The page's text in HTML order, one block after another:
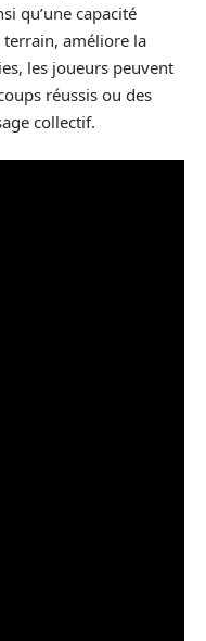
qu’une capacité
terrain, améliore la
les joueurs peuvent
réussis ou des
collectif.